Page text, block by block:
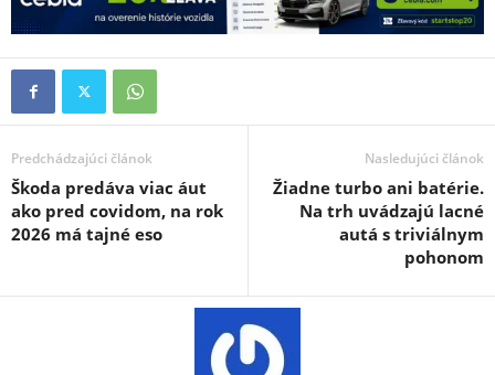
Predchádzajúci článok
Škoda predáva viac áut
ako pred covidom, na rok
2026 má tajné eso
Nasledujúci článok
Žiadne turbo ani batérie.
Na trh uvádzajú lacné
autá s triviálnym
pohonom